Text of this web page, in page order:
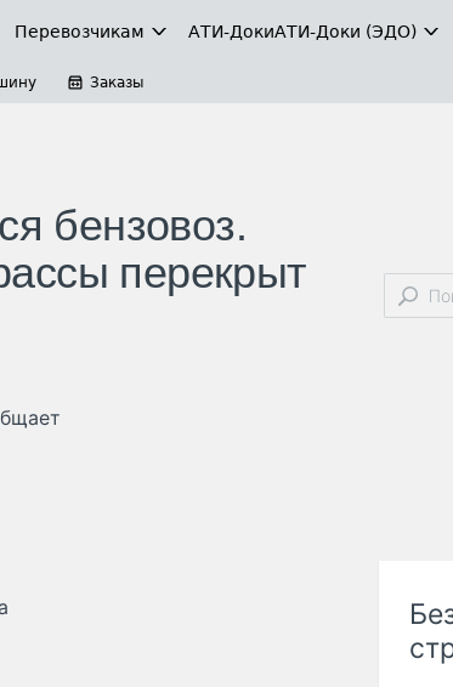
Перевозчикам АТИ-ДокиАТИ-Доки (ЭДО)
Заказы
бензовоз.
перекрыт